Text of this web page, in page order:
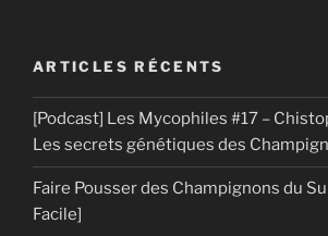
ARTICLES RÉCENTS
[Podcast] Les Mycophiles #17 –
Les secrets génétiques des
Faire Pousser des Champignons du
Facile]